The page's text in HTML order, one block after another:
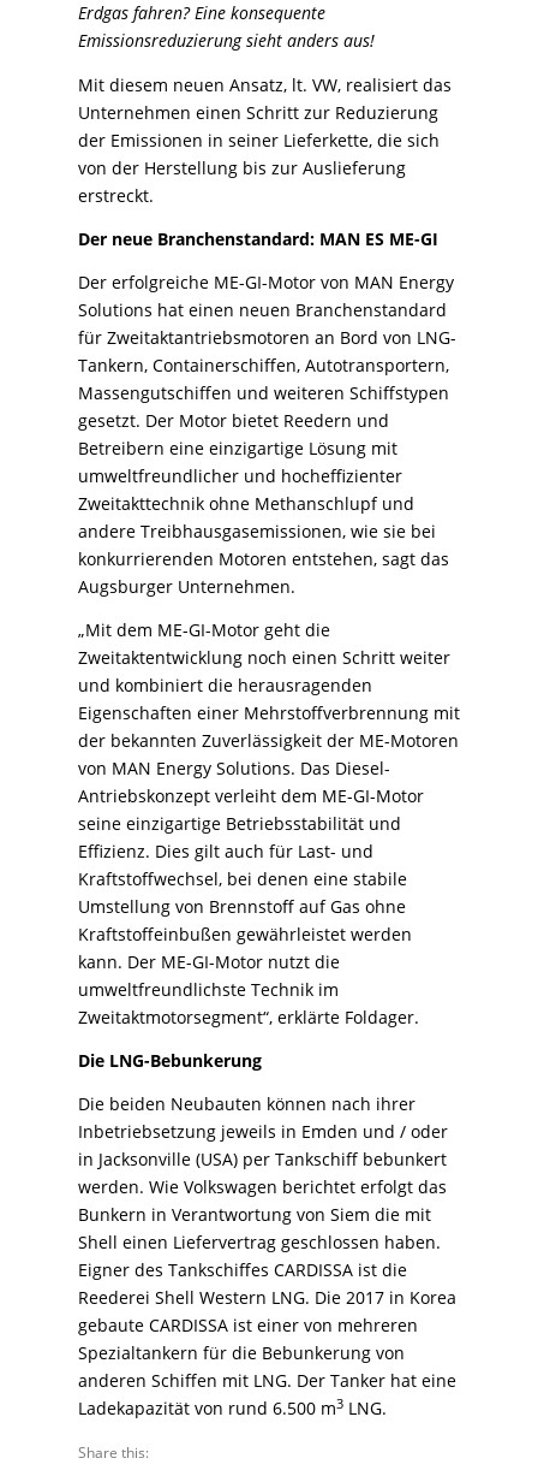
Erdgas fahren? Eine konsequente
Emissionsreduzierung sieht anders aus!
Mit diesem neuen Ansatz, lt. VW, realisiert das
Unternehmen einen Schritt zur Reduzierung
der Emissionen in seiner Lieferkette, die sich
von der Herstellung bis zur Auslieferung
erstreckt.
Der neue Branchenstandard: MAN ES ME-GI
Der erfolgreiche ME-GI-Motor von MAN Energy
Solutions hat einen neuen Branchenstandard
für Zweitaktantriebsmotoren an Bord von LNG-
Tankern, Containerschiffen, Autotransportern,
Massengutschiffen und weiteren Schiffstypen
gesetzt. Der Motor bietet Reedern und
Betreibern eine einzigartige Lösung mit
umweltfreundlicher und hocheffizienter
Zweitakttechnik ohne Methanschlupf und
andere Treibhausgasemissionen, wie sie bei
konkurrierenden Motoren entstehen, sagt das
Augsburger Unternehmen.
„Mit dem ME-GI-Motor geht die
Zweitaktentwicklung noch einen Schritt weiter
und kombiniert die herausragenden
Eigenschaften einer Mehrstoffverbrennung mit
der bekannten Zuverlässigkeit der ME-Motoren
von MAN Energy Solutions. Das Diesel-
Antriebskonzept verleiht dem ME-GI-Motor
seine einzigartige Betriebsstabilität und
Effizienz. Dies gilt auch für Last- und
Kraftstoffwechsel, bei denen eine stabile
Umstellung von Brennstoff auf Gas ohne
Kraftstoffeinbußen gewährleistet werden
kann. Der ME-GI-Motor nutzt die
umweltfreundlichste Technik im
Zweitaktmotorsegment“, erklärte Foldager.
Die LNG-Bebunkerung
Die beiden Neubauten können nach ihrer
Inbetriebsetzung jeweils in Emden und / oder
in Jacksonville (USA) per Tankschiff bebunkert
werden. Wie Volkswagen berichtet erfolgt das
Bunkern in Verantwortung von Siem die mit
Shell einen Liefervertrag geschlossen haben.
Eigner des Tankschiffes CARDISSA ist die
Reederei Shell Western LNG. Die 2017 in Korea
gebaute CARDISSA ist einer von mehreren
Spezialtankern für die Bebunkerung von
anderen Schiffen mit LNG. Der Tanker hat eine
Ladekapazität von rund 6.500 m3 LNG.
Share this: